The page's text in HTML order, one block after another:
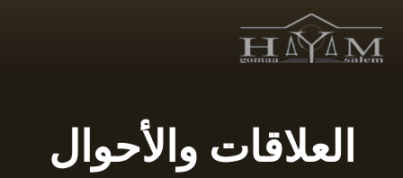
العلاقات والأحوال